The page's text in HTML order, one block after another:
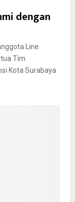
dengan
Line
Tim
Kota Surabaya